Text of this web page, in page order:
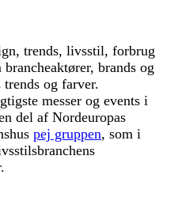
trends, livsstil, forbrug
brands og
og farver.
messer og events i
del af Nordeuropas
pej gruppen, som i